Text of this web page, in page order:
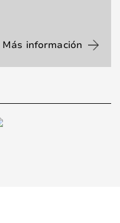
Más información